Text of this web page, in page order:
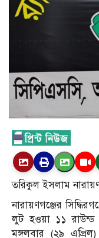
তরিকুল ইসলাম
নারায়ণগঞ্জের
লুট হওয়া ১১ রাউন্ড
মঙ্গলবার (২৯